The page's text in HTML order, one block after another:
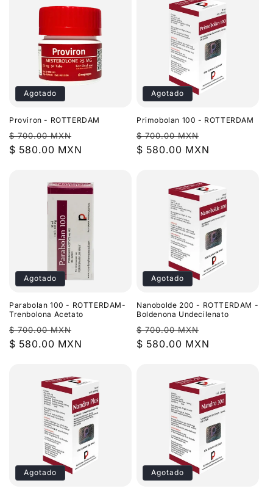
Agotado
Proviron - ROTTERDAM
Precio
habitual
$ 700.00 MXN
de
$ 580.00 MXN
Agotado
Primobolan 100 - ROTTERDAM
Precio
habitual
$ 700.00 MXN
de
$ 580.00 MXN
Agotado
Parabolan 100 - ROTTERDAM-
Trenbolona Acetato
Precio
habitual
$ 700.00 MXN
de
$ 580.00 MXN
Agotado
Nanobolde 200 - ROTTERDAM -
Boldenona Undecilenato
Precio
habitual
$ 700.00 MXN
de
$ 580.00 MXN
Agotado Agotado